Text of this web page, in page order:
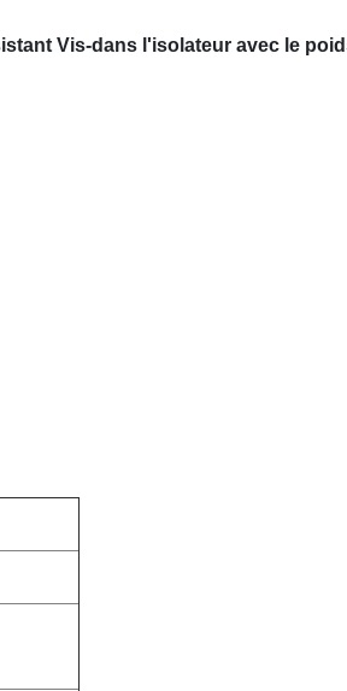
Vis-dans l'isolateur avec le